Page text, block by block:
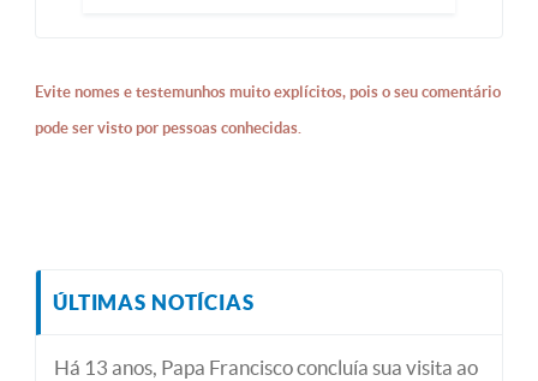
Evite nomes e testemunhos muito explícitos, pois o seu comentário
pode ser visto por pessoas conhecidas.
ÚLTIMAS NOTÍCIAS
Há 13 anos, Papa Francisco concluía sua visita ao